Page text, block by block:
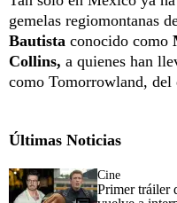
gemelas regiomontanas
Bautista conocido como
Collins, a quienes han
como Tomorrowland, del
Últimas Noticias
Cine
Primer tráiler